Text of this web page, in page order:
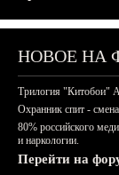
НОВОЕ НА
Трилогия "Китобои"
Охранник спит -
80% российского
и наркологии.
Перейти на